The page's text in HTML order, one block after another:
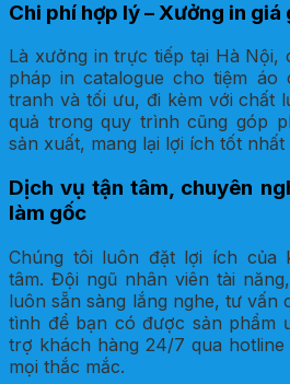
Chi phí hợp lý – Xưởng in giá
Là xưởng in trực tiếp tại Hà Nội,
pháp in catalogue cho tiệm áo
tranh và tối ưu, đi kèm với chất
quả trong quy trình cũng góp
sản xuất, mang lại lợi ích tốt
Dịch vụ tận tâm, chuyên
làm gốc
Chúng tôi luôn đặt lợi ích của
tâm. Đội ngũ nhân viên tài
luôn sẵn sàng lắng nghe, tư vấn
tình để bạn có được sản phẩm
trợ khách hàng 24/7 qua hotline
mọi thắc mắc.